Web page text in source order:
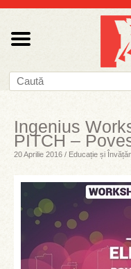
Ingenius
PITCH –
20 Aprilie 2016 / Educație și